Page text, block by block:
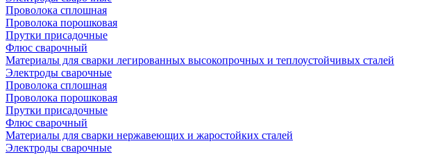
Проволока сплошная
Проволока порошковая
Прутки присадочные
Флюс сварочный
Материалы для сварки легированных высокопрочных и теплоустойчивых сталей
Электроды сварочные
Проволока сплошная
Проволока порошковая
Прутки присадочные
Флюс сварочный
Материалы для сварки нержавеющих и жаростойких сталей
Электроды сварочные